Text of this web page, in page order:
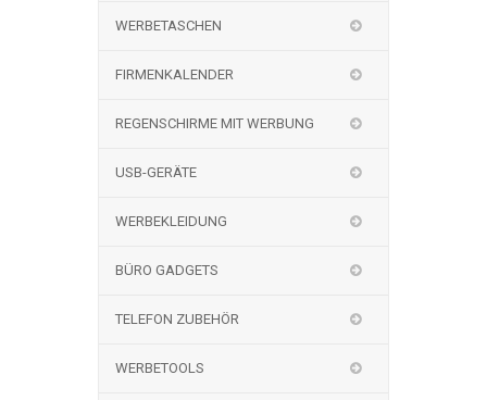
WERBETASCHEN
FIRMENKALENDER
REGENSCHIRME MIT WERBUNG
USB-GERÄTE
WERBEKLEIDUNG
BÜRO GADGETS
TELEFON ZUBEHÖR
WERBETOOLS